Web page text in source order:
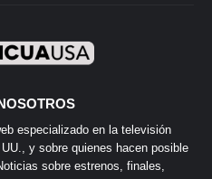
especializado en la televisión
y sobre quienes hacen posible
sobre estrenos, finales,